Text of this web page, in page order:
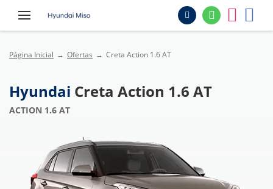
Página Inicial Ofertas Creta Action 1.6 AT
Hyundai Creta Action 1.6 AT
ACTION 1.6 AT